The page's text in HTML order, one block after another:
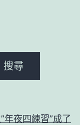
搜尋
年夜四練習”成了